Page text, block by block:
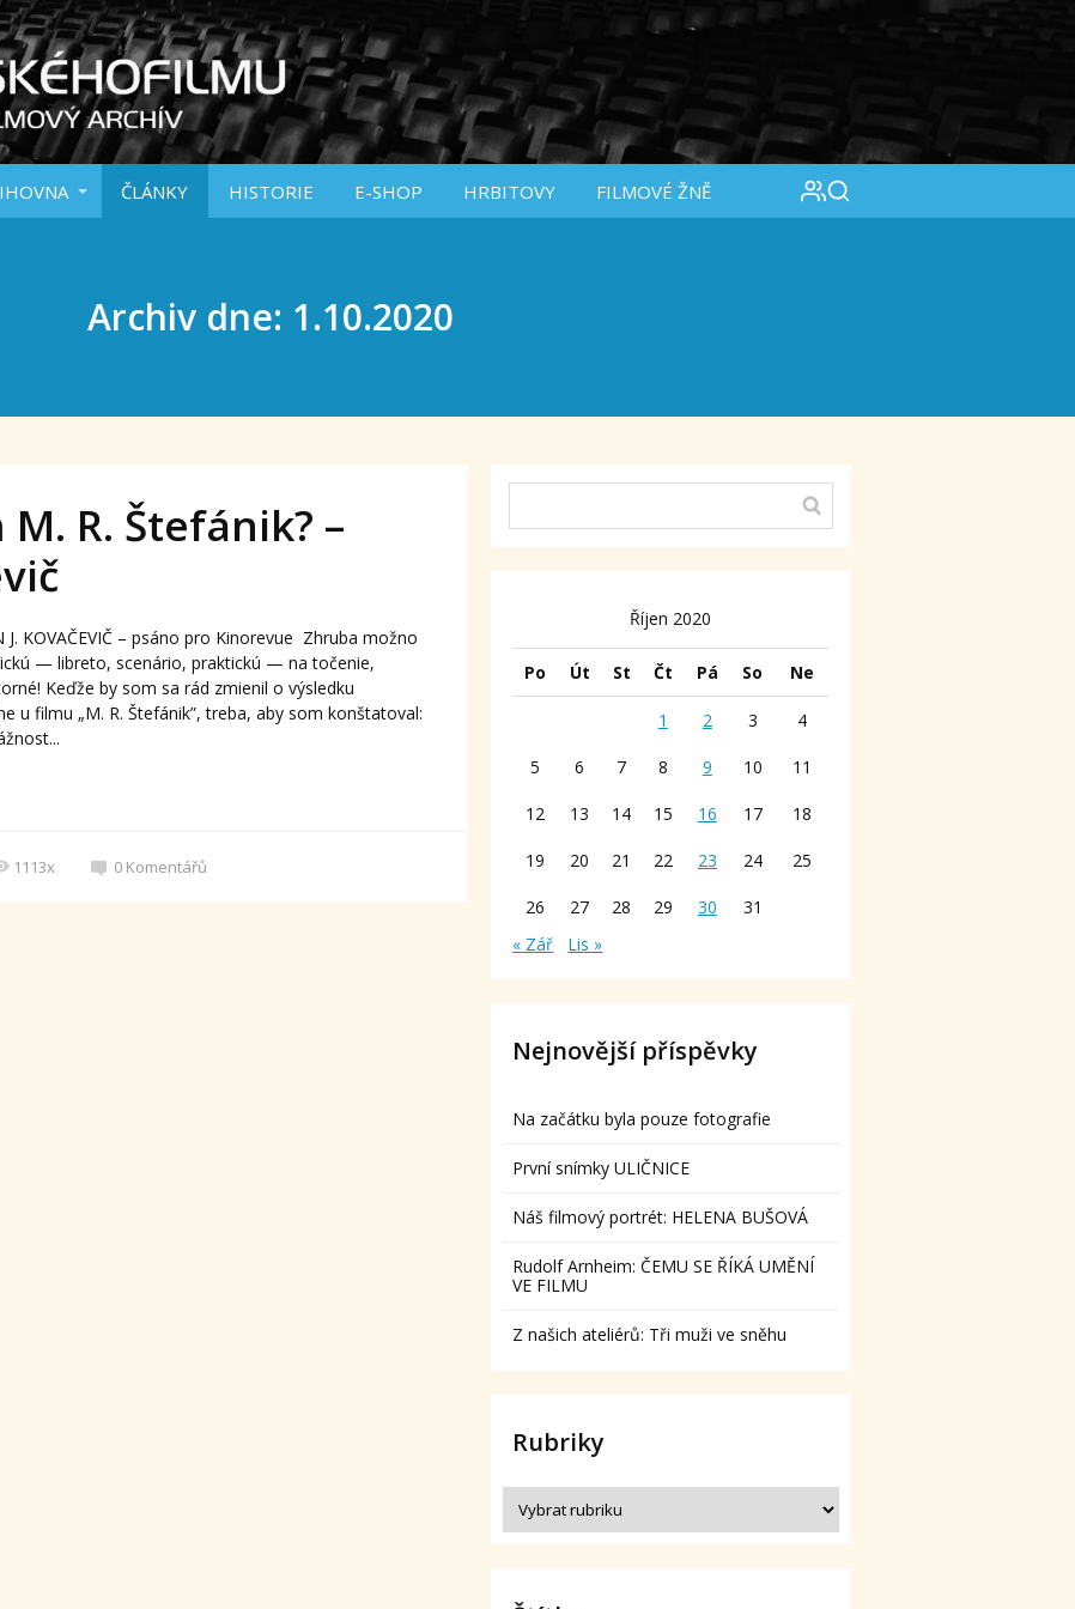
ČLÁNKY HISTORIE E-SHOP HRBITOVY FILMOVÉ ŽNĚ
Archiv dne: 1.10.2020
R. Štefánik? –
J. KOVAČEVIČ – psáno pro Kinorevue Zhruba možno
— libreto, scenário, praktickú — na točenie,
Keďže by som sa rád zmienil o výsledku
u filmu „M. R. Štefánik”, treba, aby som konštatoval:
1113x 0 Komentářů
Říjen 2020
Po Út St Čt Pá So Ne
1 2 3 4
5 6 7 8 9 10 11
12 13 14 15 16 17 18
19 20 21 22 23 24 25
26 27 28 29 30
31
« Zář
Lis »
Nejnovější příspěvky
Na začátku byla pouze fotografie
První snímky ULIČNICE
Náš filmový portrét: HELENA BUŠOVÁ
Rudolf Arnheim: ČEMU SE ŘÍKÁ UMĚNÍ
VE FILMU
Z našich ateliérů: Tři muži ve sněhu
Rubriky